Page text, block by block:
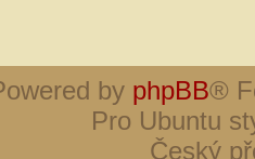
by phpBB®
Pro Ubuntu
Český